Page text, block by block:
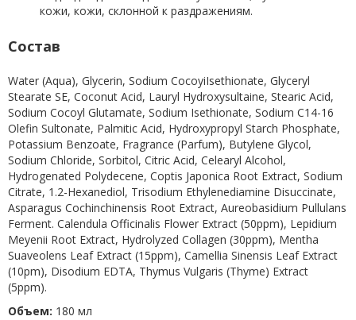
кожи, кожи, склонной к раздражениям.
Состав
Water (Aqua), Glycerin, Sodium CocoyiIsethionate, Glyceryl
Stearate SE, Coconut Acid, Lauryl Hydroxysultaine, Stearic Acid,
Sodium Cocoyl Glutamate, Sodium Isethionate, Sodium C14-16
Olefin Sultonate, Palmitic Acid, Hydroxypropyl Starch Phosphate,
Potassium Benzoate, Fragrance (Parfum), Butylene Glycol,
Sodium Chloride, Sorbitol, Citric Acid, Celearyl Alcohol,
Hydrogenated Polydecene, Coptis Japonica Root Extract, Sodium
Citrate, 1.2-Hexanediol, Trisodium Ethylenediamine Disuccinate,
Asparagus Cochinchinensis Root Extract, Aureobasidium Pullulans
Ferment. Calendula Officinalis Flower Extract (50ppm), Lepidium
Meyenii Root Extract, Hydrolyzed Collagen (30ppm), Mentha
Suaveolens Leaf Extract (15ppm), Camellia Sinensis Leaf Extract
(10pm), Disodium EDTA, Thymus Vulgaris (Thyme) Extract
(5ppm).
Объем: 180 мл